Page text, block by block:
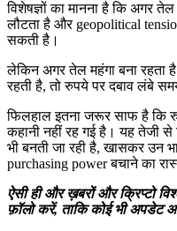
विशेषज्ञों का मानना है कि अगर
लौटता है और geopolitical
सकती है।
लेकिन अगर तेल महंगा बना रहता
रहती है, तो रुपये पर दबाव लंबे
फिलहाल इतना जरूर साफ है कि
कहानी नहीं रह गई है। यह तेजी से
भी बनती जा रही है, खासकर उन
purchasing power बचाने का
ऐसी ही और ख़बरों और क्रिप्टो
फ़ॉलो करें, ताकि कोई भी अपडेट